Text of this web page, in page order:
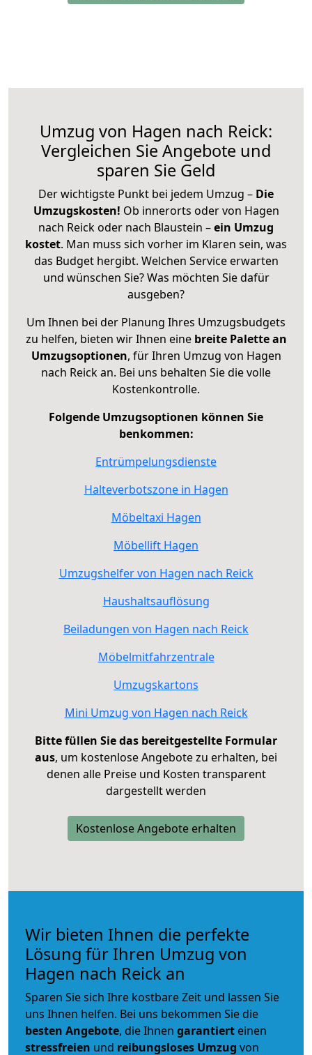
Umzug von Hagen nach Reick:
Vergleichen Sie Angebote und
sparen Sie Geld
Der wichtigste Punkt bei jedem Umzug – Die
Umzugskosten! Ob innerorts oder von Hagen
nach Reick oder nach Blaustein –ein Umzug
kostet. Man muss sich vorher im Klaren sein, was
das Budget hergibt. Welchen Service erwarten
und wünschen Sie? Was möchten Sie dafür
ausgeben?
Um Ihnen bei der Planung Ihres Umzugsbudgets
zu helfen, bieten wir Ihnen eine breite Palette an
Umzugsoptionen, für Ihren Umzug von Hagen
nach Reick an. Bei uns behalten Sie die volle
Kostenkontrolle.
Folgende Umzugsoptionen können Sie
benkommen:
Entrümpelungsdienste
Halteverbotszone in Hagen
Möbeltaxi Hagen
Möbellift Hagen
Umzugshelfer von Hagen nach Reick
Haushaltsauflösung
Beiladungen von Hagen nach Reick
Möbelmitfahrzentrale
Umzugskartons
Mini Umzug von Hagen nach Reick
Bitte füllen Sie das bereitgestellte Formular
aus, um kostenlose Angebote zu erhalten, bei
denen alle Preise und Kosten transparent
dargestellt werden
Kostenlose Angebote erhalten
Wir bieten Ihnen die perfekte
Lösung für Ihren Umzug von
Hagen nach Reick an
Sparen Sie sich Ihre kostbare Zeit und lassen Sie
uns Ihnen helfen. Bei uns bekommen Sie die
besten Angebote, die Ihnen garantiert einen
stressfreien und reibungsloses Umzug von